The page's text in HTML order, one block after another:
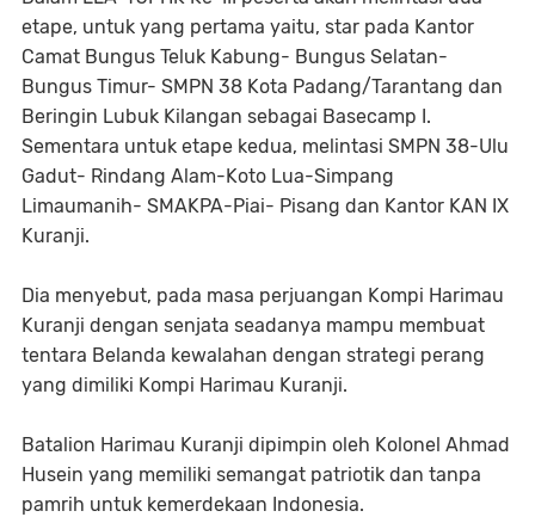
etape, untuk yang pertama yaitu, star pada Kantor
Camat Bungus Teluk Kabung- Bungus Selatan-
Bungus Timur- SMPN 38 Kota Padang/Tarantang dan
Beringin Lubuk Kilangan sebagai Basecamp I.
Sementara untuk etape kedua, melintasi SMPN 38-Ulu
Gadut- Rindang Alam-Koto Lua-Simpang
Limaumanih- SMAKPA-Piai- Pisang dan Kantor KAN IX
Kuranji.
Dia menyebut, pada masa perjuangan Kompi Harimau
Kuranji dengan senjata seadanya mampu membuat
tentara Belanda kewalahan dengan strategi perang
yang dimiliki Kompi Harimau Kuranji.
Batalion Harimau Kuranji dipimpin oleh Kolonel Ahmad
Husein yang memiliki semangat patriotik dan tanpa
pamrih untuk kemerdekaan Indonesia.